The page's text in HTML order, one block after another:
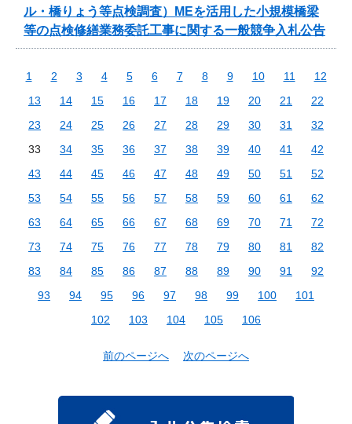
ル・橋りょう等点検調査）MEを活用した小規模橋梁
等の点検修繕業務委託工事に関する一般競争入札公告
1 2 3 4 5 6 7 8 9 10 11
12
13
14 15 16 17 18 19 20 21
22
23
24 25 26 27 28 29 30 31
32
33
34 35 36 37 38 39 40 41
42
43
44 45 46 47 48 49 50 51
52
53
54 55 56 57 58 59 60 61
62
63
64 65 66 67 68 69 70 71
72
73
74 75 76 77 78 79 80 81
82
83
84 85 86 87 88 89 90 91
92
93
94 95 96 97 98 99 100
101
102
103 104 105 106
前のページへ 次のページへ